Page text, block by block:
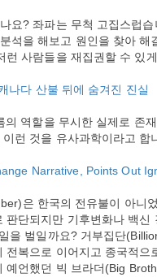
요? 좌파는 무척 고집스럽
석을 해보고 원인을 찾아
사람들을 재집권할 수 있
나다 산불 뒤에 숨겨진 진실
역할을 무시한 실제로 존
런 것을 유사과학이라고 합
Narrative, Points Out
은 한국의 전유불이 아니
판단되지만 기후변화나 백
을 벌일까요? 거부집단
전복으로 이어지고 종국적
예언했던 빅 브라더(Big